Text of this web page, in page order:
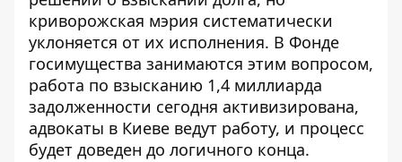
криворожская мэрия систематически
уклоняется от их исполнения. В Фонде
госимущества занимаются этим вопросом,
работа по взысканию 1,4 миллиарда
задолженности сегодня активизирована,
адвокаты в Киеве ведут работу, и процесс
будет доведен до логичного конца.